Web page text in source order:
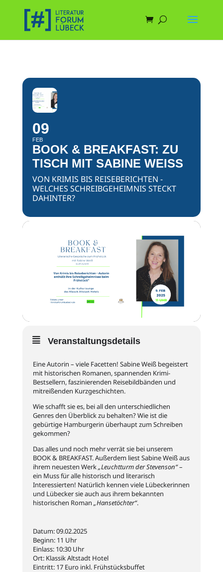
09
FEB
BOOK & BREAKFAST: ZU
TISCH MIT SABINE WEISS
VON KRIMIS BIS REISEBERICHTEN -
WELCHES SCHREIBGEHEIMNIS STECKT
DAHINTER?
Veranstaltungsdetails
Eine Autorin – viele Facetten! Sabine Weiß begeistert
mit historischen Romanen, spannenden Krimi-
Bestsellern, faszinierenden Reisebildbänden und
mitreißenden Kurzgeschichten.
Wie schafft sie es, bei all den unterschiedlichen
Genres den Überblick zu behalten? Wie ist die
gebürtige Hamburgerin überhaupt zum Schreiben
gekommen?
Das alles und noch mehr verrät sie bei unserem
BOOK & BREAKFAST. Außerdem liest Sabine Weiß aus
ihrem neuesten Werk„Leuchtturm der Stevenson“–
ein Muss für alle historisch und literarisch
Interessierten! Natürlich kennen viele Lübeckerinnen
und Lübecker sie auch aus ihrem bekannten
historischen Roman „Hansetöchter“.
Datum: 09.02.2025
Beginn: 11 Uhr
Einlass: 10:30 Uhr
Ort: Klassik Altstadt Hotel
Eintritt: 17 Euro inkl. Frühstücksbuffet